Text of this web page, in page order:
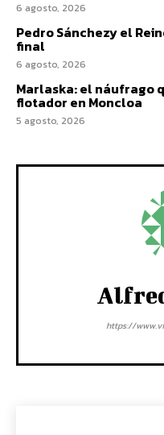
6 agosto, 2026
Pedro Sánchezy el
final
6 agosto, 2026
Marlaska: el náufrago
flotador en Moncloa
5 agosto, 2026
https://